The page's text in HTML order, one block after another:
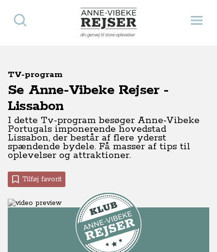
Anne-Vibeke Rejser
din genvej til store oplevelser
Åbn
Søg
TV-program
Se Anne-Vibeke Rejser -
Lissabon
I dette Tv-program besøger Anne-Vibeke
Portugals imponerende hovedstad
Lissabon, der består af flere yderst
spændende bydele. Få masser af tips til
oplevelser og attraktioner.
Tilføj favorit